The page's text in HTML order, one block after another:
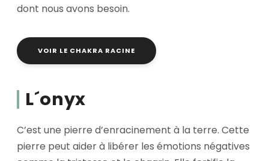
dont nous avons besoin.
VOIR LE CHAKRA RACINE
L´onyx
C’est une pierre d’enracinement à la terre. Cette
pierre peut aider à libérer les émotions négatives